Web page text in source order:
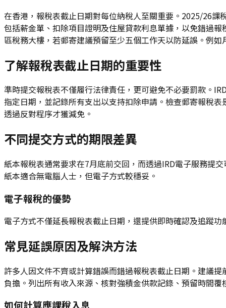
在香港，報稅表截止日期對每位納稅人至關重要。2025/26
包括薪金單、扣除項目證明及住屋貸款利息單據，以免錯過
區稅務大樓，若郵寄建議預留至少五個工作天以防延誤。例
了解報稅表截止日期的重要性
準時提交報稅表不僅履行法律責任，更可避免不必要罰款。
指定日期，並記錄所有支出以支持扣除申請。檢查郵寄報稅
透過反對程序才獲減免。
不同提交方式的期限差異
紙本報稅表通常要求在7月底前交回，而透過IRD電子服務提
紙本適合無電腦人士，但電子方式較穩妥。
電子報稅的優勢
電子方式不僅延長報稅表截止日期，還提供即時確認及追蹤
常見延誤原因及解決方法
許多人因文件不齊或計算錯誤而錯過報稅表截止日期。建議
負擔。列出所有收入來源、核對強積金供款記錄、預留時間
如何計算應課稅入息